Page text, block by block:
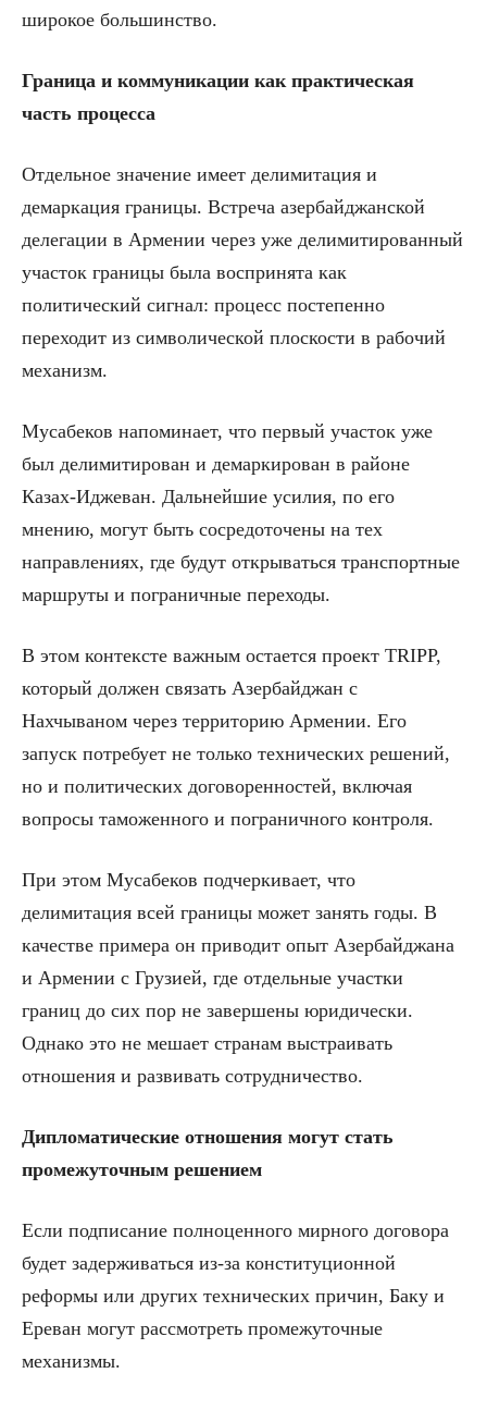
широкое большинство.
Граница и коммуникации как практическая
часть процесса
Отдельное значение имеет делимитация и
демаркация границы. Встреча азербайджанской
делегации в Армении через уже делимитированный
участок границы была воспринята как
политический сигнал: процесс постепенно
переходит из символической плоскости в рабочий
механизм.
Мусабеков напоминает, что первый участок уже
был делимитирован и демаркирован в районе
Казах-Иджеван. Дальнейшие усилия, по его
мнению, могут быть сосредоточены на тех
направлениях, где будут открываться транспортные
маршруты и пограничные переходы.
В этом контексте важным остается проект TRIPP,
который должен связать Азербайджан с
Нахчываном через территорию Армении. Его
запуск потребует не только технических решений,
но и политических договоренностей, включая
вопросы таможенного и пограничного контроля.
При этом Мусабеков подчеркивает, что
делимитация всей границы может занять годы. В
качестве примера он приводит опыт Азербайджана
и Армении с Грузией, где отдельные участки
границ до сих пор не завершены юридически.
Однако это не мешает странам выстраивать
отношения и развивать сотрудничество.
Дипломатические отношения могут стать
промежуточным решением
Если подписание полноценного мирного договора
будет задерживаться из-за конституционной
реформы или других технических причин, Баку и
Ереван могут рассмотреть промежуточные
механизмы.